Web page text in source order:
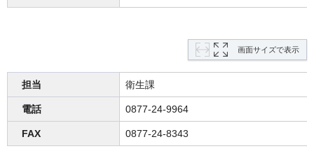
画面サイズで表示
担当 衛生課
電話 0877-24-9964
FAX 0877-24-8343